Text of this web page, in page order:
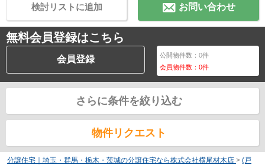
お問い合わせ
検討リストに追加
無料会員登録はこちら
会員登録 公開物件数：0件
会員物件数：0件
さらに条件を絞り込む
物件リクエスト
分譲住宅｜埼玉・群馬・栃木・茨城の分譲住宅なら株式会社横尾材木店 > (戸